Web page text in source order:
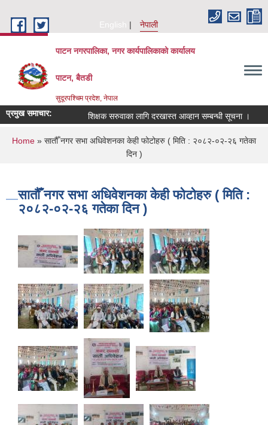
English
नेपाली
पाटन नगरपालिका, नगर कार्यपालिकाको कार्यालय
पाटन, बैतडी
सुदूरपश्चिम प्रदेश, नेपाल
प्रमुख समाचार: शिक्षक सरुवाका लागि दरखास्त आव्हान सम्बन्धी सूचना ।
You are here
Home » सातौँ नगर सभा अधिवेशनका केही फोटोहरु ( मिति : २०८२-०२-२६ गतेका
दिन )
सातौँ नगर सभा अधिवेशनका केही फोटोहरु ( मिति :
२०८२-०२-२६ गतेका दिन )